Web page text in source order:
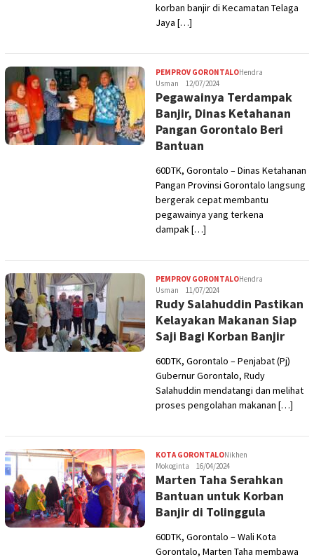
korban banjir di Kecamatan Telaga
Jaya […]
PEMPROV GORONTALOHendra
Usman
12/07/2024
Pegawainya Terdampak
Banjir, Dinas Ketahanan
Pangan Gorontalo Beri
Bantuan
60DTK, Gorontalo – Dinas Ketahanan
Pangan Provinsi Gorontalo langsung
bergerak cepat membantu
pegawainya yang terkena
dampak […]
PEMPROV GORONTALOHendra
Usman
11/07/2024
Rudy Salahuddin Pastikan
Kelayakan Makanan Siap
Saji Bagi Korban Banjir
60DTK, Gorontalo – Penjabat (Pj)
Gubernur Gorontalo, Rudy
Salahuddin mendatangi dan melihat
proses pengolahan makanan […]
KOTA GORONTALONikhen
Mokoginta
16/04/2024
Marten Taha Serahkan
Bantuan untuk Korban
Banjir di Tolinggula
60DTK, Gorontalo – Wali Kota
Gorontalo, Marten Taha membawa